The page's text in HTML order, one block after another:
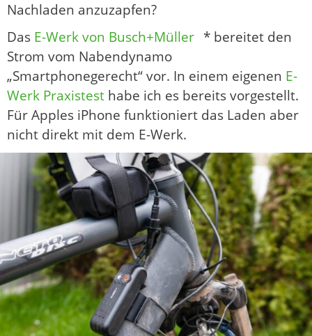
Nachladen anzuzapfen?
Das E-Werk von Busch+Müller * bereitet den
Strom vom Nabendynamo
„Smartphonegerecht“ vor. In einem eigenen E-
Werk Praxistest habe ich es bereits vorgestellt.
Für Apples iPhone funktioniert das Laden aber
nicht direkt mit dem E-Werk.